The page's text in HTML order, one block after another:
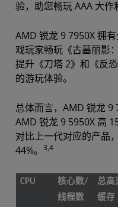
验，助您畅玩 AAA 大作
AMD 锐龙 9 7950X 拥
戏玩家畅玩《古墓丽影
提升《刀塔 2》和《反
的游玩体验。
总体而言，AMD 锐龙 9
AMD 锐龙 9 5950X 高
对比上一代对应的产品
44%。 3,4
CPU
核心数/
线程数
总高
缓存